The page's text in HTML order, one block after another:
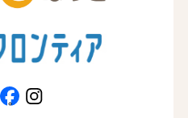
facebookinstagram